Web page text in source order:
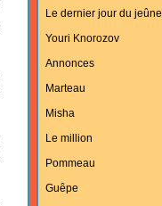
Le dernier jour du jeûne
Youri Knorozov
Annonces
Marteau
Misha
Le million
Pommeau
Guêpe